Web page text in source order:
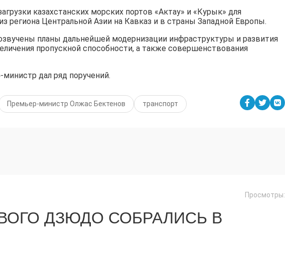
казахстанских морских портов «Актау» и «Курык» для
региона Центральной Азии на Кавказ и в страны Западной Европы.
планы дальнейшей модернизации инфраструктуры и развития
пропускной способности, а также совершенствования
дал ряд поручений.
Премьер-министр Олжас Бектенов транспорт
Просмотры:
ДЗЮДО СОБРАЛИСЬ В